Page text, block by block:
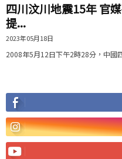
四川汶川地震15年 官
提...
2023年05月18日
2008年5月12日下午2時28分，中國